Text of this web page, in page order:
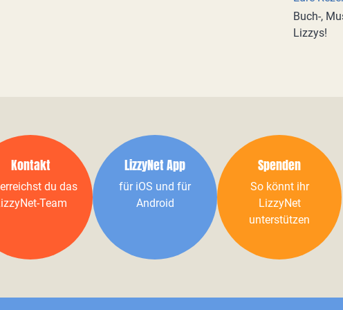
Buch-,
Lizzys!
Kontakt
du das
Team
LizzyNet App
für iOS und für
Android
Spenden
So könnt ihr
LizzyNet
unterstützen